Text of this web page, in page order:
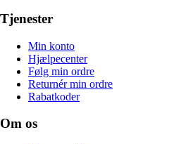
Tjenester
Min konto
Hjælpecenter
Følg min ordre
Returnér min ordre
Rabatkoder
Om os